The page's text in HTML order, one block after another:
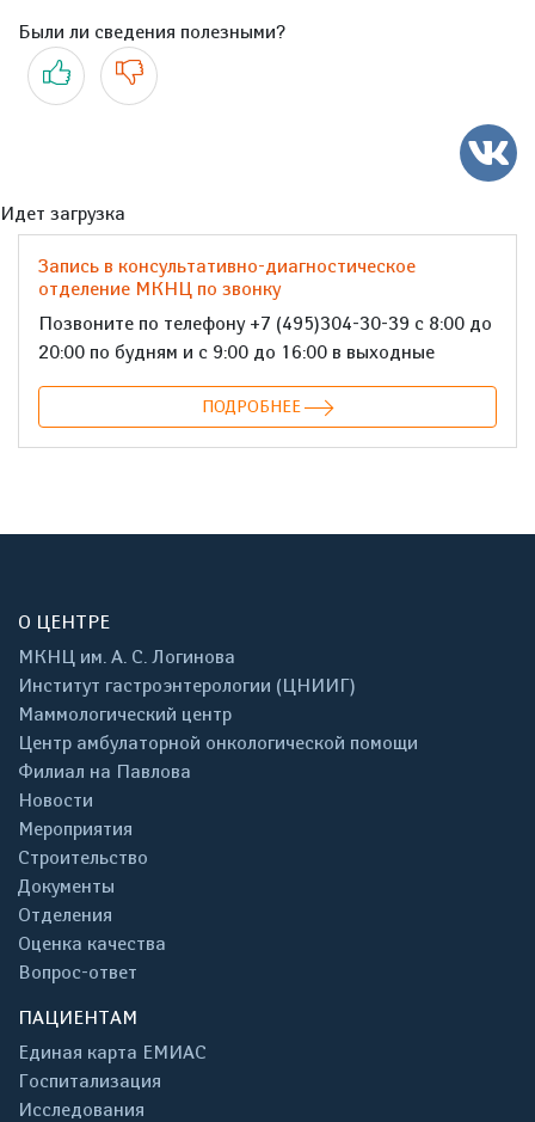
Были ли сведения полезными?
Да Нет
Идет загрузка
Запись в консультативно-диагностическое
отделение МКНЦ по звонку
Позвоните по телефону +7 (495)304-30-39 с 8:00 до
20:00 по будням и с 9:00 до 16:00 в выходные
ПОДРОБНЕЕ
О ЦЕНТРЕ
МКНЦ им. А. С. Логинова
Институт гастроэнтерологии (ЦНИИГ)
Маммологический центр
Центр амбулаторной онкологической помощи
Филиал на Павлова
Новости
Мероприятия
Строительство
Документы
Отделения
Оценка качества
Вопрос-ответ
ПАЦИЕНТАМ
Единая карта ЕМИАС
Госпитализация
Исследования